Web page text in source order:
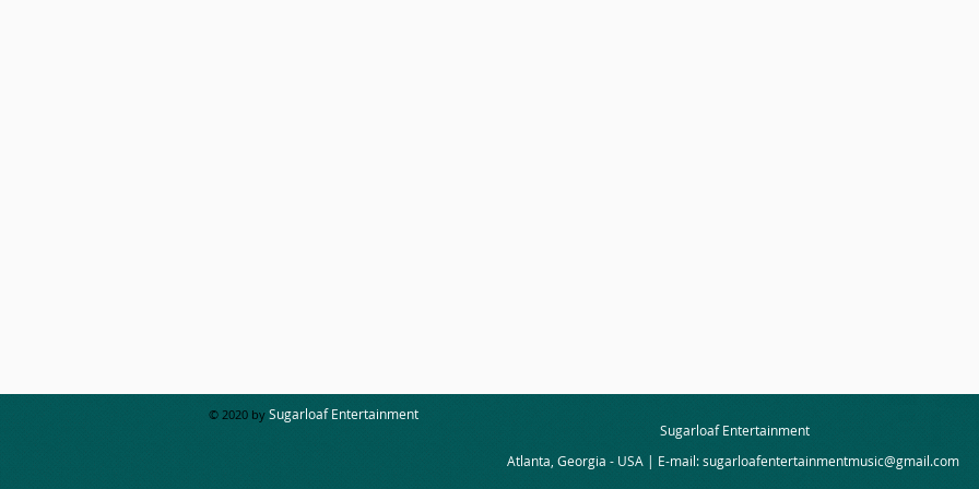
© 2020 by Sugarloaf Entertainment
Sugarloaf Entertainment
Atlanta, Georgia - USA | E-mail:sugarloafentertainmentmusic@gmail.com